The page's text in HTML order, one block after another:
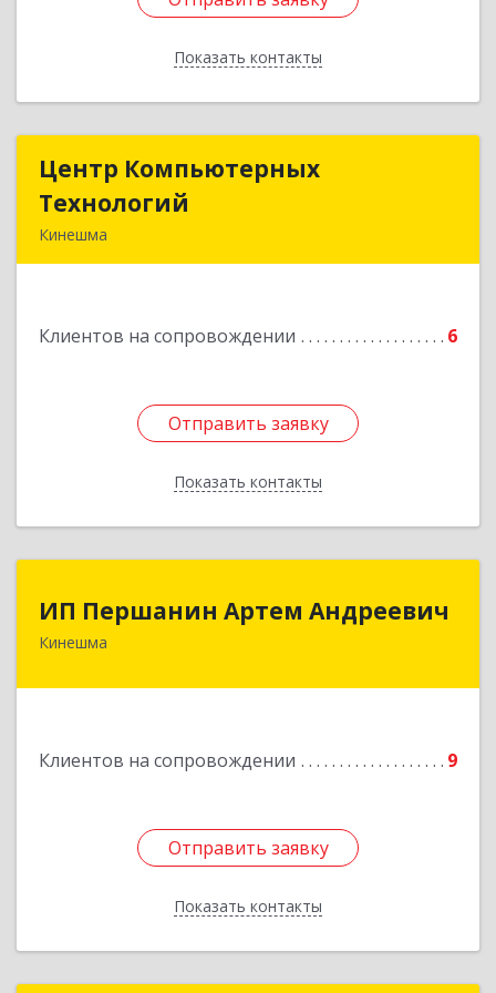
Показать контакты
Назад
Центр Компьютерных
Технологий
Кинешма
Клиентов на сопровождении 6
Отправить заявку
Показать контакты
Центр Компьютерных
Подробнее
Отправить заявку
Назад
ИП Першанин Артем Андреевич
Кинешма
Клиентов на сопровождении 9
Отправить заявку
Показать контакты
Отправить заявку
Назад